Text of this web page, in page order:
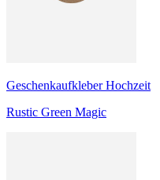
Geschenkaufkleber Hochzeit
Rustic Green Magic